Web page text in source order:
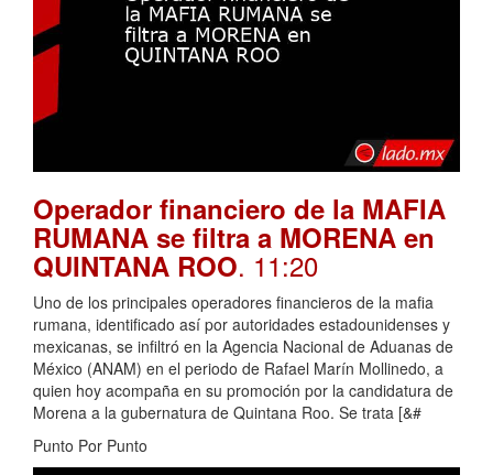
Operador financiero de la MAFIA
RUMANA se filtra a MORENA en
QUINTANA ROO. 11:20
Uno de los principales operadores financieros de la mafia
rumana, identificado así por autoridades estadounidenses y
mexicanas, se infiltró en la Agencia Nacional de Aduanas de
México (ANAM) en el periodo de Rafael Marín Mollinedo, a
quien hoy acompaña en su promoción por la candidatura de
Morena a la gubernatura de Quintana Roo. Se trata [&#
Punto Por Punto